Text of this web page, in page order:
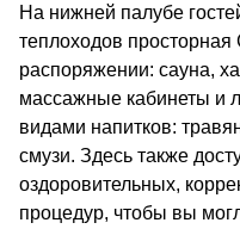
На нижней палубе
теплоходов
распоряжении: сауна,
массажные кабинеты и
видами напитков:
смузи. Здесь также
оздоровительных,
процедур, чтобы вы